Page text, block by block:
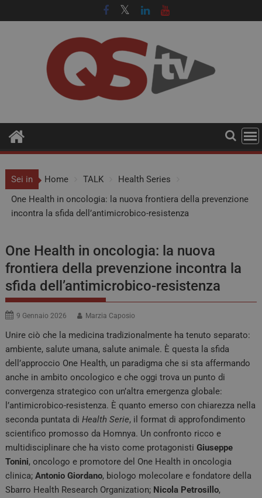
Sei in Home TALK
Health Series
One Health in oncologia: la nuova frontiera della prevenzione
incontra la sfida dell’antimicrobico-resistenza
One Health in oncologia: la nuova
frontiera della prevenzione incontra la
sfida dell’antimicrobico-resistenza
9 Gennaio 2026 Marzia Caposio
Unire ciò che la medicina tradizionalmente ha tenuto separato:
ambiente, salute umana, salute animale. È questa la sfida
dell’approccio One Health, un paradigma che si sta affermando
anche in ambito oncologico e che oggi trova un punto di
convergenza strategico con un’altra emergenza globale:
l’antimicrobico-resistenza. È quanto emerso con chiarezza nella
seconda puntata diHealth Serie, il format di approfondimento
scientifico promosso da Homnya. Un confronto ricco e
multidisciplinare che ha visto come protagonistiGiuseppe
Tonini, oncologo e promotore del One Health in oncologia
clinica;Antonio Giordano, biologo molecolare e fondatore della
Sbarro Health Research Organization; Nicola Petrosillo,